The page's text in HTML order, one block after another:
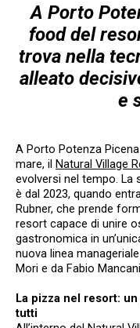
A Porto
food del
trova nella
alleato
e
A Porto Potenza
mare, il Natural Village
evolversi nel tempo. La
è dal 2023, quando
Rubner, che prende
resort capace di unire
gastronomica in
nuova linea
Mori e da Fabio
La pizza nel resort:
tutti